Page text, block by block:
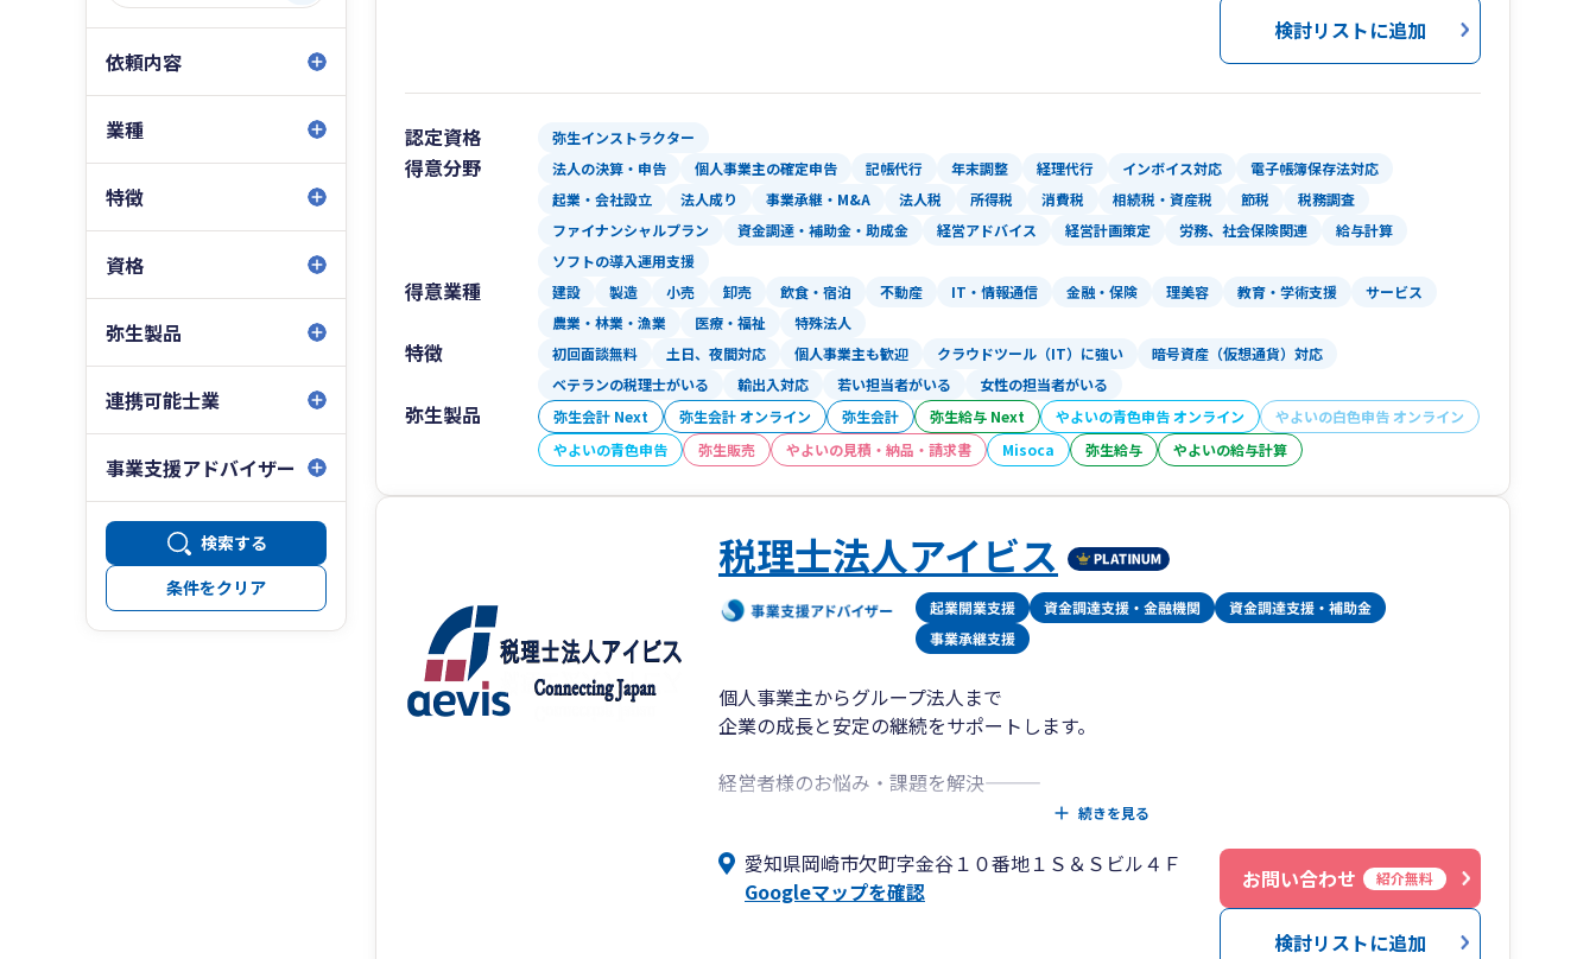
依頼内容
業種
特徴
資格
弥生製品
連携可能士業
事業支援アドバイザー
検索する
条件をクリア
・株式会社SMASH HD
・株式会社SBC
・行政書士法人SMASH申請代行
・株式会社SMASH不動産
・森大輔公認会計士事務所(MD C.P.A Office)
■業務提携企業：
・日本ビズアップ株式会社
・中部会計人相互互助会（CAM）
・寺町総合法律事務所
・貝沼社会保険労務士事務所
・秋田・村山法律事務所
・株式会社日本ＢＩＧネットワーク
・株式会社トランビ
・碧海信用金庫
・西尾信用金庫
・大同生命保険株式会社
・株式会社ＦＰＧ
・弥生株式会社
・M&Aキャピタルパートナーズ株式会社
検討リストに追加
認定資格 弥生インストラクター
得意分野 法人の決算・申告 個人事業主の確定申告 記帳代行 年末調整 経理代行 インボイス対応
電子帳簿保存法対応
起業・会社設立
法人成り 事業承継・M&A 法人税 所得税 消費税 相続税・資産税 節税
税務調査
ファイナンシャルプラン
資金調達・補助金・助成金 経営アドバイス 経営計画策定 労務、社会保険関連
給与計算
ソフトの導入運用支援
得意業種 建設 製造 小売 卸売 飲食・宿泊 不動産 IT・情報通信 金融・保険 理美容 教育・学術支援
サービス
農業・林業・漁業
医療・福祉 特殊法人
特徴 初回面談無料 土日、夜間対応 個人事業主も歓迎 クラウドツール（IT）に強い
暗号資産（仮想通貨）対応
ベテランの税理士がいる
輸出入対応 若い担当者がいる 女性の担当者がいる
弥生製品 弥生会計 Next 弥生会計 オンライン 弥生会計 弥生給与 Next やよいの青色申告 オンライン
やよいの白色申告 オンライン
やよいの青色申告
弥生販売 やよいの見積・納品・請求書 Misoca 弥生給与 やよいの給与計算
税理士法人アイビス
個人事業主からグループ法人まで
企業の成長と安定の継続をサポートします。
経営者様のお悩み・課題を解決―――
独立開業・会社設立支援、法人成りから申告、月次決算、経営計画・事業計画策定、クラ
す。
業務改善のため税理士の変更をご検討の場合もお気軽にご相談ください。
続きを見る
愛知県岡崎市欠町字金谷１０番地１Ｓ＆Ｓビル４Ｆ
Googleマップを確認
お問い合わせ 紹介無料
検討リストに追加